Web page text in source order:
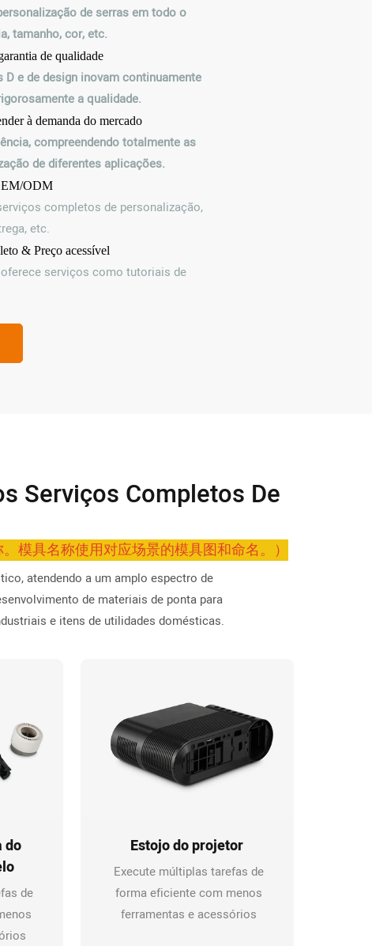
de serras em todo o
tamanho, cor, etc.
de qualidade
e de design inovam continuamente
a qualidade.
à demanda do mercado
compreendendo totalmente as
de diferentes aplicações.
ODM
completos de personalização,
etc.
& Preço acessível
serviços como tutoriais de
Serviços Completos De
模具名称使用对应场景的模具图和命名。）
atendendo a um amplo espectro de
de materiais de ponta para
e itens de utilidades domésticas.
do
de
Estojo do projetor
Execute múltiplas tarefas de
forma eficiente com menos
ferramentas e acessórios